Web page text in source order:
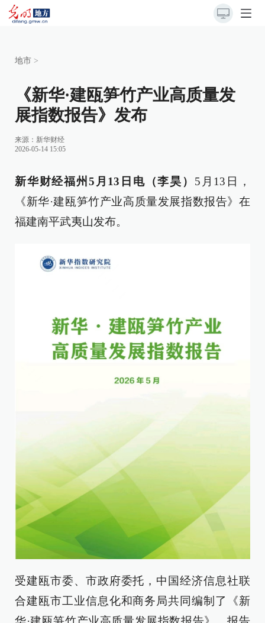
地市 >
《新华·建瓯笋竹产业高质量发
展指数报告》发布
来源：新华财经
2026-05-14 15:05
新华财经福州5月13日电（李昊） 5月13日，
《新华·建瓯笋竹产业高质量发展指数报告》在
福建南平武夷山发布。
受建瓯市委、市政府委托，中国经济信息社联
合建瓯市工业信息化和商务局共同编制了《新